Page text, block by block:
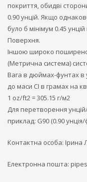
покриття, обидві
0.90 унцій. Якщо
було б мінімум 0.45
Поверхня.
Іншою широко
(Метрична система)
Вага в дюймах-фунтах в
до маси СІ в грамах на
1 oz/ft2 = 305.15 г/м2
Для перетворення
приклад: G90 (0.90
Контактна особа: Ірина
Електронна пошта: